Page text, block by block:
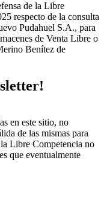
de la Libre
respecto de la consulta
Pudahuel S.A., para
de Venta Libre o
Benítez de
en este sitio, no
de las mismas para
Libre Competencia no
que eventualmente